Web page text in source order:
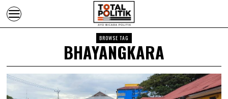
BROWSE TAG
BHAYANGKARA